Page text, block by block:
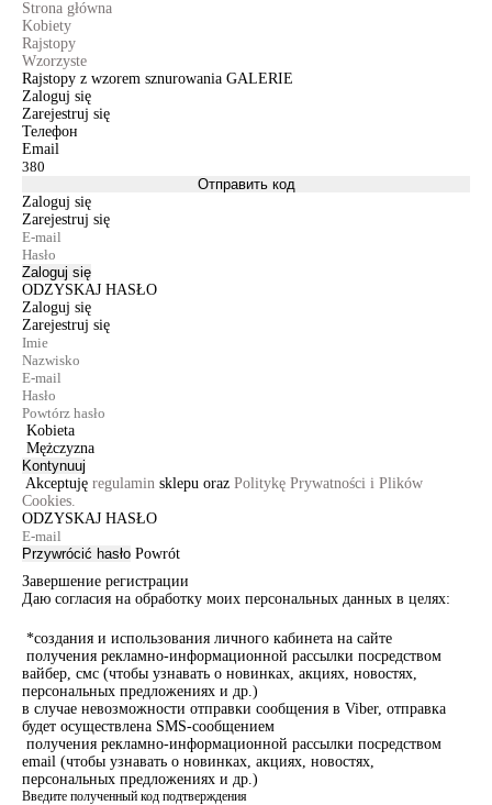
Strona główna
Kobiety
Rajstopy
Wzorzyste
Rajstopy z wzorem sznurowania GALERIE
Zaloguj się
Zarejestruj się
Телефон
Email
Отправить код
Zaloguj się
Zarejestruj się
Zaloguj się
ODZYSKAJ HASŁO
Zaloguj się
Zarejestruj się
Kobieta
Mężczyzna
Kontynuuj
Akceptuję regulamin sklepu oraz Politykę Prywatności i Plików
Cookies.
ODZYSKAJ HASŁO
Przywrócić hasło Powrót
Завершение регистрации
Даю согласия на обработку моих персональных данных в целях:
*создания и использования личного кабинета на сайте
получения рекламно-информационной рассылки посредством
вайбер, смс (чтобы узнавать о новинках, акциях, новостях,
персональных предложениях и др.)
в случае невозможности отправки сообщения в Viber, отправка
будет осуществлена SMS-сообщением
получения рекламно-информационной рассылки посредством
email (чтобы узнавать о новинках, акциях, новостях,
персональных предложениях и др.)
Введите полученный код подтверждения